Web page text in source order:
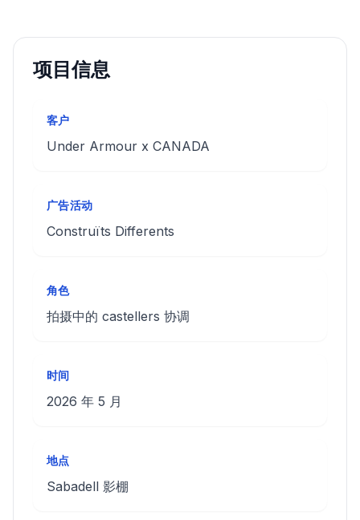
项目信息
客户
Under Armour x CANADA
广告活动
Construïts Differents
角色
拍摄中的 castellers 协调
时间
2026 年 5 月
地点
Sabadell 影棚